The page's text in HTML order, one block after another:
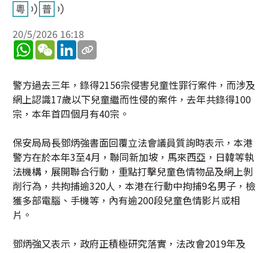
20/5/2026 16:18
WhatsApp
WeChatLinkedIn
警方過去三年，錄得2156宗侵害兒童性罪行案件，而涉及
網上認識17歲以下兒童繼而性侵的案件，去年共錄得100
宗，本年首四個月有40宗。
保安局局長鄧炳強書面回覆立法會議員質詢時表示，本港
警方在於本年3至4月，聯同新加坡，馬來西亞，日韓等執
法機構，展開聯合行動，重點打擊兒童色情物品及網上剝
削行為，共拘捕逾320人，本港在行動中拘捕9名男子，檢
獲多部電腦、手機等，內有逾200段兒童色情影片或相
片。
鄧炳強又表示，政府正積極研究落實，法改會2019年及